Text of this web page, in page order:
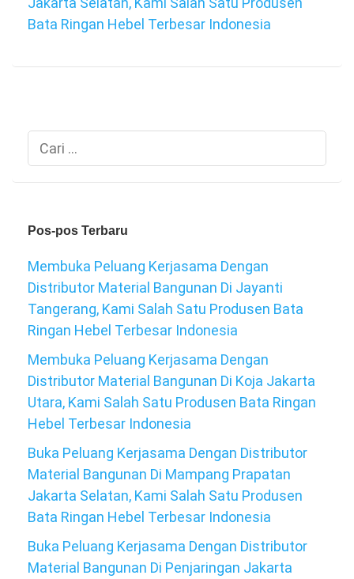
Bata Ringan Hebel Terbesar Indonesia
Cari
untuk:
Pos-pos Terbaru
Membuka Peluang Kerjasama Dengan
Distributor Material Bangunan Di Jayanti
Tangerang, Kami Salah Satu Produsen Bata
Ringan Hebel Terbesar Indonesia
Membuka Peluang Kerjasama Dengan
Distributor Material Bangunan Di Koja Jakarta
Utara, Kami Salah Satu Produsen Bata Ringan
Hebel Terbesar Indonesia
Buka Peluang Kerjasama Dengan Distributor
Material Bangunan Di Mampang Prapatan
Jakarta Selatan, Kami Salah Satu Produsen
Bata Ringan Hebel Terbesar Indonesia
Buka Peluang Kerjasama Dengan Distributor
Material Bangunan Di Penjaringan Jakarta